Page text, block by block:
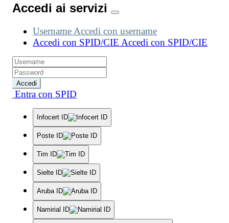
Accedi ai servizi
Username Accedi con username
Accedi con SPID/CIE Accedi con SPID/CIE
Accedi
Entra con SPID
Infocert ID
Poste ID
Tim ID
Sielte ID
Aruba ID
Namirial ID